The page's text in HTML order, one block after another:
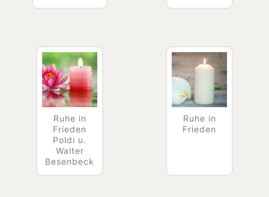
Ruhe in
Frieden
Poldi u.
Walter
Besenbeck
Ruhe in
Frieden